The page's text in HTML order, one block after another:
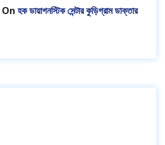
On হক ডায়াগনস্টিক সেন্টার কুড়িগ্রাম ডাক্তার